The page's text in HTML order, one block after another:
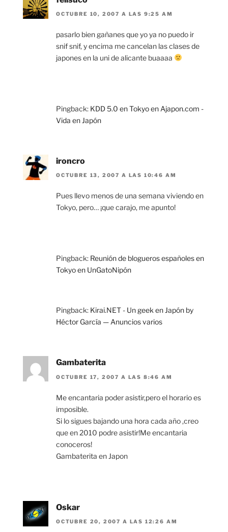
OCTUBRE 10, 2007 A LAS 9:25 AM
pasarlo bien gañanes que yo ya no puedo ir
snif snif, y encima me cancelan las clases de
japones en la uni de alicante buaaaa
Pingback: KDD 5.0 en Tokyo en Ajapon.com -
Vida en Japón
ironcro
OCTUBRE 13, 2007 A LAS 10:46 AM
Pues llevo menos de una semana viviendo en
Tokyo, pero… ¡que carajo, me apunto!
Pingback: Reunión de blogueros españoles en
Tokyo en UnGatoNipón
Pingback: Kirai.NET - Un geek en Japón by
Héctor García — Anuncios varios
Gambaterita
OCTUBRE 17, 2007 A LAS 8:46 AM
Me encantaria poder asistir,pero el horario es
imposible.
Si lo sigues bajando una hora cada año ,creo
que en 2010 podre asistir!Me encantaria
conoceros!
Gambaterita en Japon
Oskar
OCTUBRE 20, 2007 A LAS 12:26 AM